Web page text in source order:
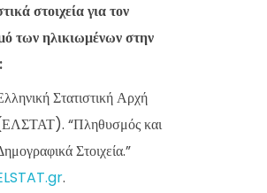
στοιχεία για τον
των ηλικιωμένων στην
Στατιστική Αρχή
“Πληθυσμός και
Στοιχεία.”
.